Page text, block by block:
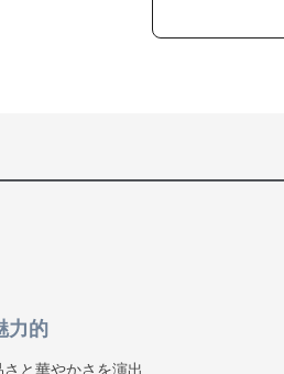
力的
と華やかさを演出